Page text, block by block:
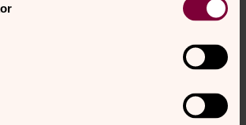
löpande varje år tills avtal sägs upp.
även till med andra tjänster, såsom
på gravplats, tändning av ljus på